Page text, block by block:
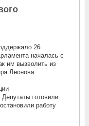
26
началась с
им вызволить из
Леонова.
готовили
работу